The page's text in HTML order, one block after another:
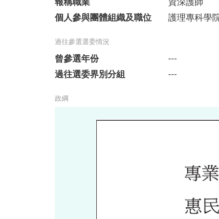
個人參與團體組織及職位
護理專科學
過往參選選委情況
曾參選年份
---
過往選委界別分組
---
政綱